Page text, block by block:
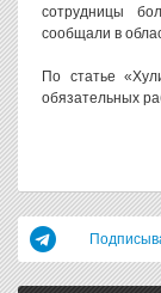
сотрудницы
сообщали в
По статье
обязательных